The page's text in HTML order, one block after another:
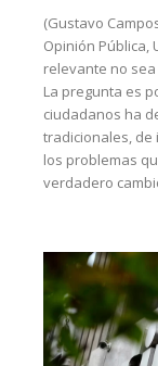
(Gustavo
Opinión Pública,
relevante no
La pregunta es
ciudadanos ha
tradicionales,
los problemas
verdadero